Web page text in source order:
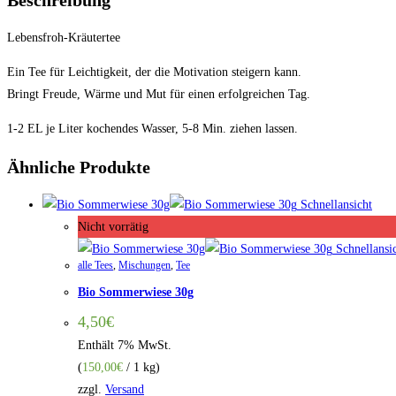
Lebensfroh-Kräutertee
Ein Tee für Leichtigkeit, der die Motivation steigern kann.
Bringt Freude, Wärme und Mut für einen erfolgreichen Tag.
1-2 EL je Liter kochendes Wasser, 5-8 Min. ziehen lassen.
Ähnliche Produkte
Schnellansicht
Nicht vorrätig
alle Tees, Mischungen, Tee
Bio Sommerwiese 30g
4,50€
Enthält 7% MwSt.
(150,00€ / 1 kg)
zzgl. Versand